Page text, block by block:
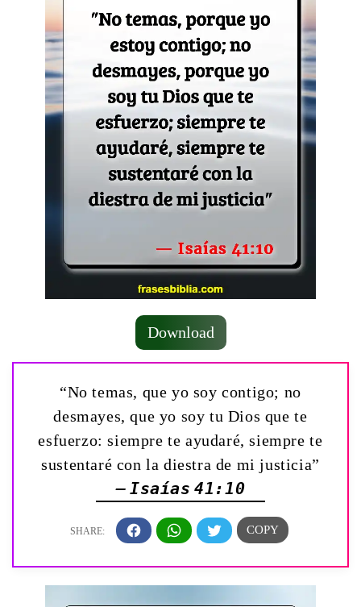
Download
“No temas, que yo soy contigo; no
desmayes, que yo soy tu Dios que te
esfuerzo: siempre te ayudaré, siempre te
sustentaré con la diestra de mi justicia”
— Isaías 41:10